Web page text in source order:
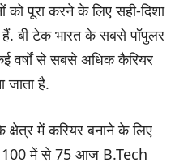
पूरा करने के लिए सही-दिशा
हैं. बी टेक भारत के सबसे पॉपुलर
वर्षों से सबसे अधिक कैरियर
जाता है.
क्षेत्र में करियर बनाने के लिए
100 में से 75 आज B.Tech